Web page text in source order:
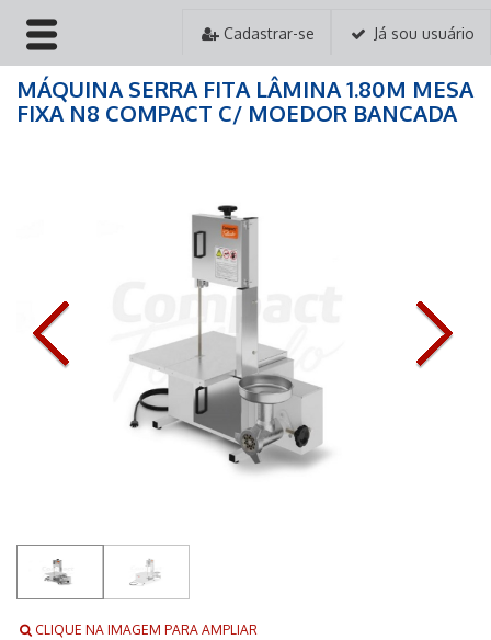
Cadastrar-se Já sou usuário
HOME
ASSISTÊNCIA TÉCNICA
CONTATO
MÁQUINA SERRA FITA LÂMINA 1.80M MESA
FIXA N8 COMPACT C/ MOEDOR BANCADA
CLIQUE NA IMAGEM PARA AMPLIAR